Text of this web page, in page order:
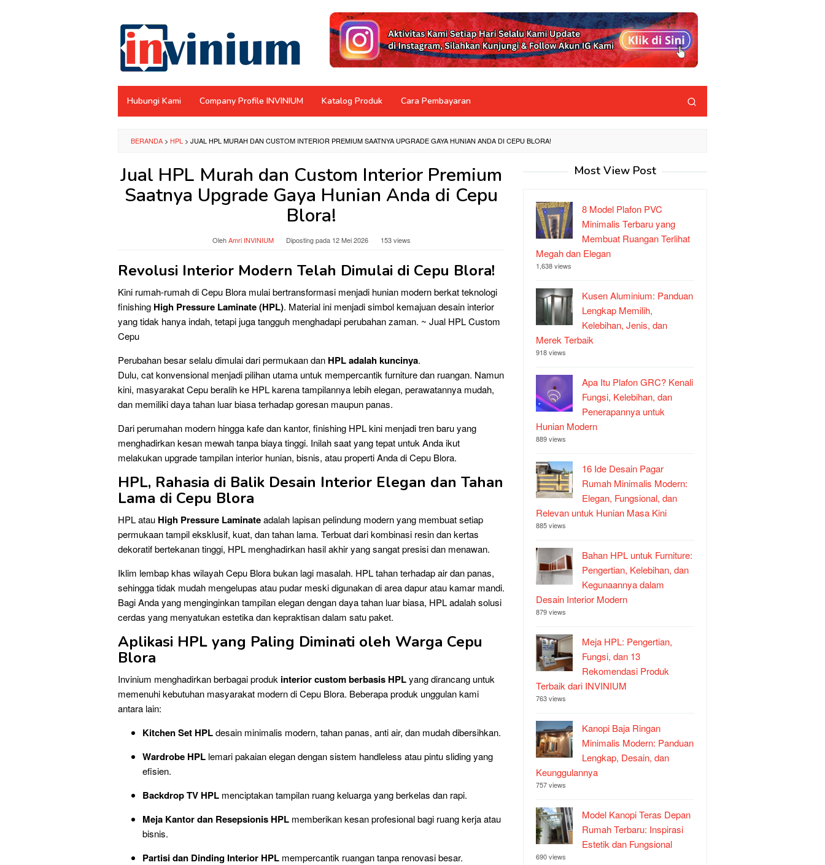
konten
Hubungi Kami Company Profile INVINIUM Katalog Produk Cara Pembayaran
BERANDA > HPL > JUAL HPL MURAH DAN CUSTOM INTERIOR PREMIUM SAATNYA UPGRADE GAYA HUNIAN ANDA DI CEPU BLORA!
Jual HPL Murah dan Custom Interior Premium
Saatnya Upgrade Gaya Hunian Anda di Cepu
Blora!
OlehAmri INVINIUM Diposting pada 12 Mei 2026 153 views
Revolusi Interior Modern Telah Dimulai di Cepu Blora!
Kini rumah-rumah di Cepu Blora mulai bertransformasi menjadi hunian modern berkat teknologi
finishing High Pressure Laminate (HPL). Material ini menjadi simbol kemajuan desain interior
yang tidak hanya indah, tetapi juga tangguh menghadapi perubahan zaman. ~ Jual HPL Custom
Cepu
Perubahan besar selalu dimulai dari permukaan dan HPL adalah kuncinya.
Dulu, cat konvensional menjadi pilihan utama untuk mempercantik furniture dan ruangan. Namun
kini, masyarakat Cepu beralih ke HPL karena tampilannya lebih elegan, perawatannya mudah,
dan memiliki daya tahan luar biasa terhadap goresan maupun panas.
Dari perumahan modern hingga kafe dan kantor, finishing HPL kini menjadi tren baru yang
menghadirkan kesan mewah tanpa biaya tinggi. Inilah saat yang tepat untuk Anda ikut
melakukan upgrade tampilan interior hunian, bisnis, atau properti Anda di Cepu Blora.
HPL, Rahasia di Balik Desain Interior Elegan dan Tahan
Lama di Cepu Blora
HPL atau High Pressure Laminateadalah lapisan pelindung modern yang membuat setiap
permukaan tampil eksklusif, kuat, dan tahan lama. Terbuat dari kombinasi resin dan kertas
dekoratif bertekanan tinggi, HPL menghadirkan hasil akhir yang sangat presisi dan menawan.
Iklim lembap khas wilayah Cepu Blora bukan lagi masalah. HPL tahan terhadap air dan panas,
sehingga tidak mudah mengelupas atau pudar meski digunakan di area dapur atau kamar mandi.
Bagi Anda yang menginginkan tampilan elegan dengan daya tahan luar biasa, HPL adalah solusi
cerdas yang menyatukan estetika dan kepraktisan dalam satu paket.
Aplikasi HPL yang Paling Diminati oleh Warga Cepu
Blora
Invinium menghadirkan berbagai produk interior custom berbasis HPLyang dirancang untuk
memenuhi kebutuhan masyarakat modern di Cepu Blora. Beberapa produk unggulan kami
antara lain:
Kitchen Set HPLdesain minimalis modern, tahan panas, anti air, dan mudah dibersihkan.
Wardrobe HPL lemari pakaian elegan dengan sistem handleless atau pintu sliding yang
efisien.
Backdrop TV HPL menciptakan tampilan ruang keluarga yang berkelas dan rapi.
Meja Kantor dan Resepsionis HPL memberikan kesan profesional bagi ruang kerja atau
bisnis.
Partisi dan Dinding Interior HPL mempercantik ruangan tanpa renovasi besar.
Most View Post
8 Model Plafon PVC
Minimalis Terbaru yang
Membuat Ruangan Terlihat
Megah dan Elegan
1,638 views
Kusen Aluminium: Panduan
Lengkap Memilih,
Kelebihan, Jenis, dan
Merek Terbaik
918 views
Apa Itu Plafon GRC? Kenali
Fungsi, Kelebihan, dan
Penerapannya untuk
Hunian Modern
889 views
16 Ide Desain Pagar
Rumah Minimalis Modern:
Elegan, Fungsional, dan
Relevan untuk Hunian Masa Kini
885 views
Bahan HPL untuk Furniture:
Pengertian, Kelebihan, dan
Kegunaannya dalam
Desain Interior Modern
879 views
Meja HPL: Pengertian,
Fungsi, dan 13
Rekomendasi Produk
Terbaik dari INVINIUM
763 views
Kanopi Baja Ringan
Minimalis Modern: Panduan
Lengkap, Desain, dan
Keunggulannya
757 views
Model Kanopi Teras Depan
Rumah Terbaru: Inspirasi
Estetik dan Fungsional
690 views